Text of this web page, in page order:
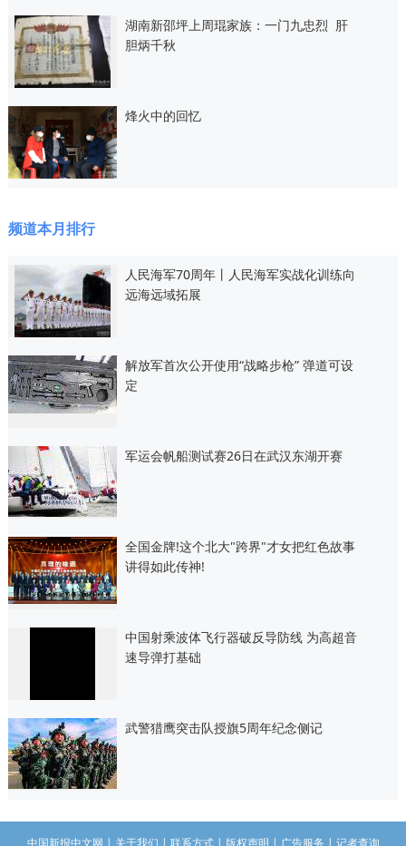
湖南新邵坪上周琨家族：一门九忠烈 肝
胆炳千秋
烽火中的回忆
频道本月排行
人民海军70周年丨人民海军实战化训练向
远海远域拓展
解放军首次公开使用“战略步枪” 弹道可设
定
军运会帆船测试赛26日在武汉东湖开赛
全国金牌!这个北大"跨界"才女把红色故事
讲得如此传神!
中国射乘波体飞行器破反导防线 为高超音
速导弹打基础
武警猎鹰突击队授旗5周年纪念侧记
中国新报中文网 | 关于我们 | 联系方式| 版权声明 | 广告服务 | 记者查询